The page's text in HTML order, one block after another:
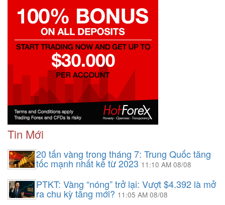
Tin Mới
20 tấn vàng trong tháng 7: Trung Quốc tăng
tốc mạnh nhất kể từ 2023 11:10 AM 08/08
PTKT: Vàng “nóng” trở lại: Vượt $4.392 là mở
ra chu kỳ tăng mới? 11:05 AM 08/08